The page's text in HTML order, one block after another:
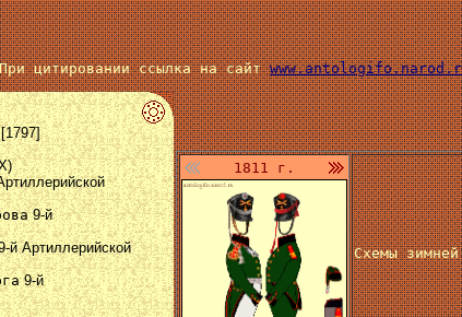
При цитировании ссылка на сайт
9-й
й Артиллерийской
9-й
1811 г.
Схемы